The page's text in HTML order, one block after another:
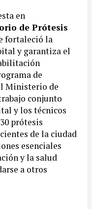
en
de Prótesis
fortaleció la
y garantiza el
de
Ministerio de
conjunto
y los técnicos
prótesis
de la ciudad
esenciales
y la salud
a otros